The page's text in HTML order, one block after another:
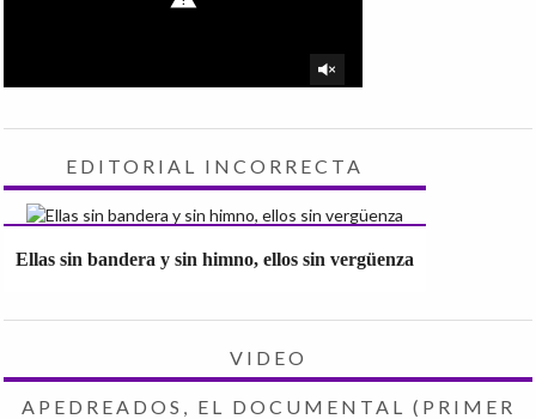
EDITORIAL INCORRECTA
Ellas sin bandera y sin himno, ellos sin vergüenza
VIDEO
APEDREADOS, EL DOCUMENTAL (PRIMER